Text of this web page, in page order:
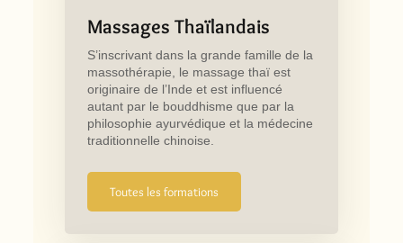
Massages Thaïlandais
S’inscrivant dans la grande famille de la
massothérapie, le massage thaï est
originaire de l’Inde et est influencé
autant par le bouddhisme que par la
philosophie ayurvédique et la médecine
traditionnelle chinoise.
Toutes les formations